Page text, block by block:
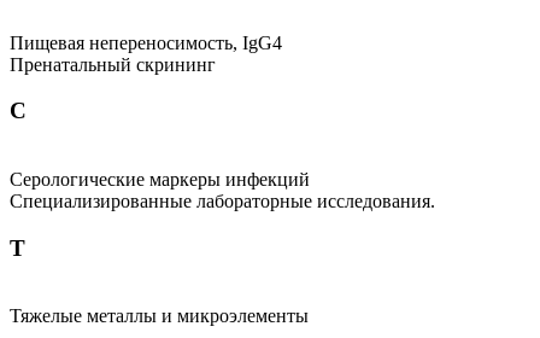
Пищевая непереносимость, IgG4
Пренатальный скрининг
С
Серологические маркеры инфекций
Специализированные лабораторные исследования.
Т
Тяжелые металлы и микроэлементы